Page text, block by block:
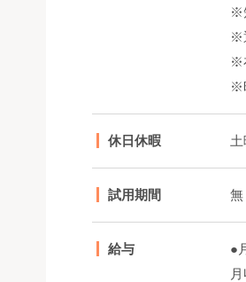
※
※
※
※
休日休暇
試用期間 無
給与
●